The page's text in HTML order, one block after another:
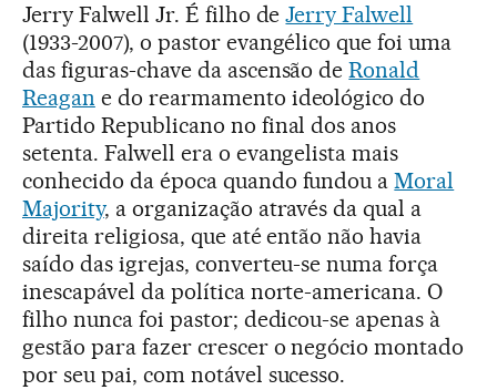
Jerry Falwell Jr. É filho deJerry Falwell
(1933-2007), o pastor evangélico que foi uma
das figuras-chave da ascensão deRonald
Reagan e do rearmamento ideológico do
Partido Republicano no final dos anos
setenta. Falwell era o evangelista mais
conhecido da época quando fundou aMoral
Majority, a organização através da qual a
direita religiosa, que até então não havia
saído das igrejas, converteu-se numa força
inescapável da política norte-americana. O
filho nunca foi pastor; dedicou-se apenas à
gestão para fazer crescer o negócio montado
por seu pai, com notável sucesso.